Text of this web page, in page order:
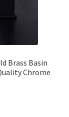
Brass Basin
Chrome